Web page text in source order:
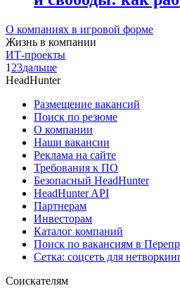
О компаниях в игровой форме
Жизнь в компании
ИТ-проекты
1 23дальше
HeadHunter
Размещение вакансий
Поиск по резюме
О компании
Наши вакансии
Реклама на сайте
Требования к ПО
Безопасный HeadHunter
HeadHunter API
Партнерам
Инвесторам
Каталог компаний
Поиск по вакансиям в
Сетка: соцсеть для
Соискателям